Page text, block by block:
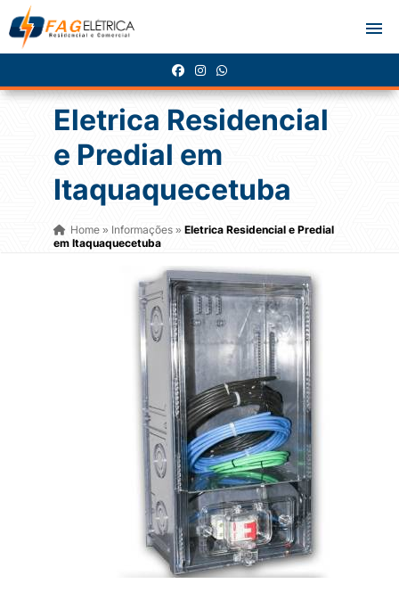
Eletrica Residencial
e Predial em
Itaquaquecetuba
Home» Informações » Eletrica Residencial e Predial
em Itaquaquecetuba